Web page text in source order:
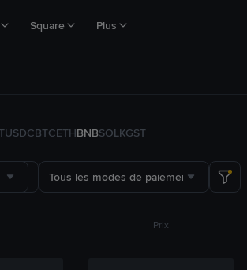
Square Plus
USDCBTCETHBNBSOLKGST
Tous les modes de paiement
Prix